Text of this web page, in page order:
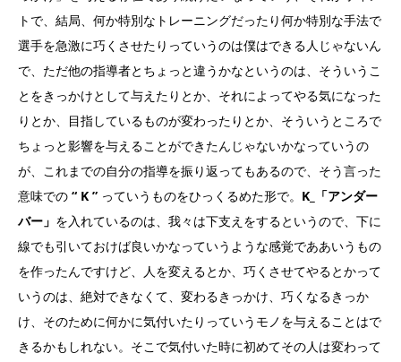
トで、結局、何か特別なトレーニングだったり何か特別な手法で
選手を急激に巧くさせたりっていうのは僕はできる人じゃないん
で、ただ他の指導者とちょっと違うかなというのは、そういうこ
とをきっかけとして与えたりとか、それによってやる気になった
りとか、目指しているものが変わったりとか、そういうところで
ちょっと影響を与えることができたんじゃないかなっていうの
が、これまでの自分の指導を振り返ってもあるので、そう言った
意味での “ K ” っていうものをひっくるめた形で。 K_「アンダー
バー」 を入れているのは、我々は下支えをするというので、下に
線でも引いておけば良いかなっていうような感覚でああいうもの
を作ったんですけど、人を変えるとか、巧くさせてやるとかって
いうのは、絶対できなくて、変わるきっかけ、巧くなるきっか
け、そのために何かに気付いたりっていうモノを与えることはで
きるかもしれない。そこで気付いた時に初めてその人は変わって